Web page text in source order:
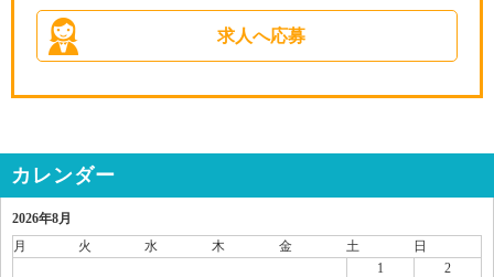
求人へ応募
カレンダー
2026年8月
月
火 水 木 金 土 日
1
2